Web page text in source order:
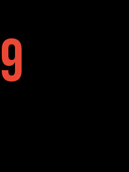
9